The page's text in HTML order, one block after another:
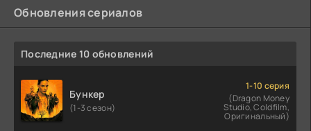
Обновления сериалов
Последние 10 обновлений
Бункер
(1-3 сезон)
1-10 серия
(Dragon Money
Studio, Coldfilm,
Оригинальный)